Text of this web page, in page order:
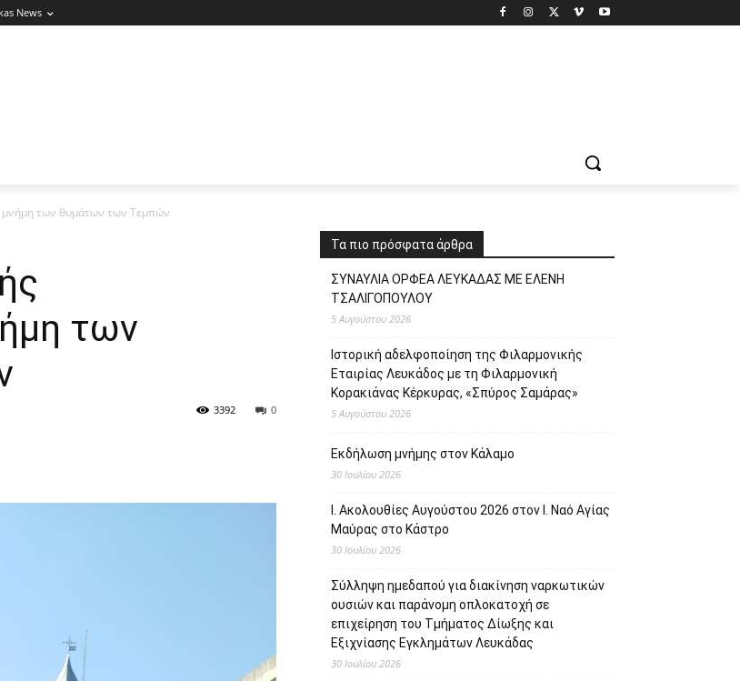
News
των θυμάτων των Τεμπών
των
0
3392
Τα πιο πρόσφατα άρθρα
ΣΥΝΑΥΛΙΑ ΟΡΦΕΑ ΛΕΥΚΑΔΑΣ ΜΕ ΕΛΕΝΗ
ΤΣΑΛΙΓΟΠΟΥΛΟΥ
5 Αυγούστου 2026
Ιστορική αδελφοποίηση της Φιλαρμονικής
Εταιρίας Λευκάδος με τη Φιλαρμονική
Κορακιάνας Κέρκυρας, «Σπύρος Σαμάρας»
5 Αυγούστου 2026
Εκδήλωση μνήμης στον Κάλαμο
30 Ιουλίου 2026
Ι. Ακολουθίες Αυγούστου 2026 στον Ι. Ναό Αγίας
Μαύρας στο Κάστρο
30 Ιουλίου 2026
Σύλληψη ημεδαπού για διακίνηση ναρκωτικών
ουσιών και παράνομη οπλοκατοχή σε
επιχείρηση του Τμήματος Δίωξης και
Εξιχνίασης Εγκλημάτων Λευκάδας
30 Ιουλίου 2026